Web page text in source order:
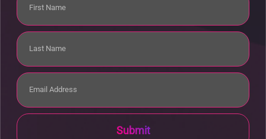
Submit